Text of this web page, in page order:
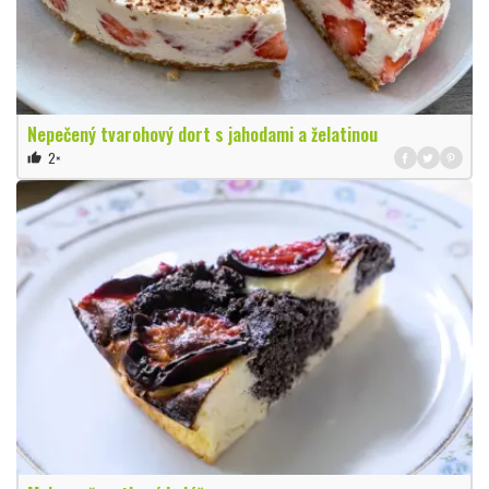
Nepečený tvarohový dort s jahodami a želatinou
thumb_up 2×